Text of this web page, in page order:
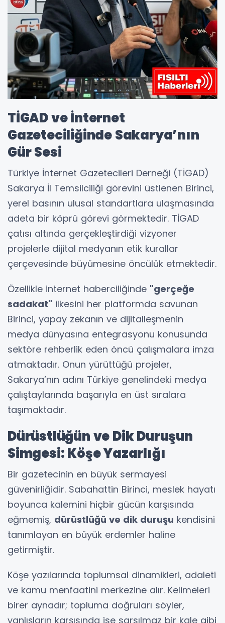
TİGAD ve İnternet
Gazeteciliğinde Sakarya’nın
Gür Sesi
Türkiye İnternet Gazetecileri Derneği (TİGAD)
Sakarya İl Temsilciliği görevini üstlenen Birinci,
yerel basının ulusal standartlara ulaşmasında
adeta bir köprü görevi görmektedir. TİGAD
çatısı altında gerçekleştirdiği vizyoner
projelerle dijital medyanın etik kurallar
çerçevesinde büyümesine öncülük etmektedir.
Özellikle internet haberciliğinde "gerçeğe
sadakat" ilkesini her platformda savunan
Birinci, yapay zekanın ve dijitalleşmenin
medya dünyasına entegrasyonu konusunda
sektöre rehberlik eden öncü çalışmalara imza
atmaktadır. Onun yürüttüğü projeler,
Sakarya’nın adını Türkiye genelindeki medya
çalıştaylarında başarıyla en üst sıralara
taşımaktadır.
Dürüstlüğün ve Dik Duruşun
Simgesi: Köşe Yazarlığı
Bir gazetecinin en büyük sermayesi
güvenirliğidir. Sabahattin Birinci, meslek hayatı
boyunca kalemini hiçbir gücün karşısında
eğmemiş, dürüstlüğü ve dik duruşu kendisini
tanımlayan en büyük erdemler haline
getirmiştir.
Köşe yazılarında toplumsal dinamikleri, adaleti
ve kamu menfaatini merkezine alır. Kelimeleri
birer aynadır; topluma doğruları söyler,
yanlışların karşısında ise sarsılmaz bir kale gibi